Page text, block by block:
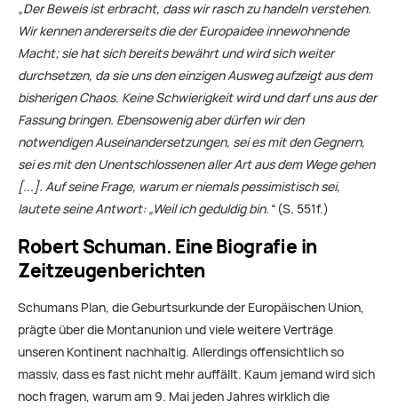
„Der Beweis ist erbracht, dass wir rasch zu handeln verstehen.
Wir kennen andererseits die der Europaidee innewohnende
Macht; sie hat sich bereits bewährt und wird sich weiter
durchsetzen, da sie uns den einzigen Ausweg aufzeigt aus dem
bisherigen Chaos. Keine Schwierigkeit wird und darf uns aus der
Fassung bringen. Ebensowenig aber dürfen wir den
notwendigen Auseinandersetzungen, sei es mit den Gegnern,
sei es mit den Unentschlossenen aller Art aus dem Wege gehen
[...]. Auf seine Frage, warum er niemals pessimistisch sei,
lautete seine Antwort: „Weil ich geduldig bin.“(S. 551f.)
Robert Schuman. Eine Biografie in
Zeitzeugenberichten
Schumans Plan, die Geburtsurkunde der Europäischen Union,
prägte über die Montanunion und viele weitere Verträge
unseren Kontinent nachhaltig. Allerdings offensichtlich so
massiv, dass es fast nicht mehr auffällt. Kaum jemand wird sich
noch fragen, warum am 9. Mai jeden Jahres wirklich die